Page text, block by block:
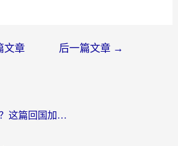
文章 后一篇文章 →
美国看世界杯总卡？这篇回国加速器指南帮你无缝刷国内资源（附苹果手机VPN设置步骤）